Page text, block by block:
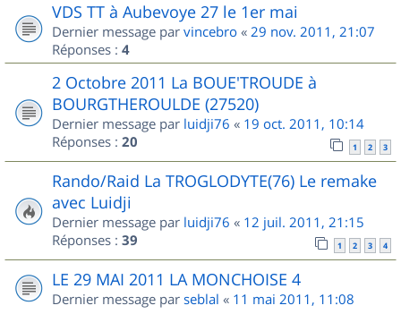
VDS TT à Aubevoye 27 le 1er mai
Dernier message par vincebro « 29 nov. 2011, 21:07
Réponses : 4
2 Octobre 2011 La BOUE'TROUDE à
BOURGTHEROULDE (27520)
Dernier message par luidji76 « 19 oct. 2011, 10:14
Réponses : 20 1 2 3
Rando/Raid La TROGLODYTE(76) Le remake
avec Luidji
Dernier message par luidji76 « 12 juil. 2011, 21:15
Réponses : 39 1 2 3 4
LE 29 MAI 2011 LA MONCHOISE 4
Dernier message par seblal « 11 mai 2011, 11:08